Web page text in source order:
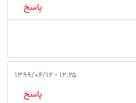
پاسخ
۱۲:۲۵ - ۱۳۹۹/۰۴/۱۲
پاسخ